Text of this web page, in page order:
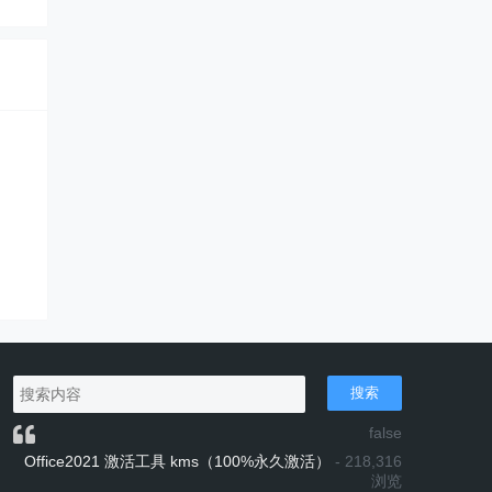
搜索
false
Office2021 激活工具 kms（100%永久激活）
- 218,316
浏览